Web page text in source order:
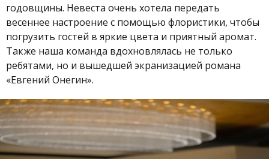
годовщины. Невеста очень хотела передать
весеннее настроение с помощью флористики, чтобы
погрузить гостей в яркие цвета и приятный аромат.
Также наша команда вдохновлялась не только
ребятами, но и вышедшей экранизацией романа
«Евгений Онегин».